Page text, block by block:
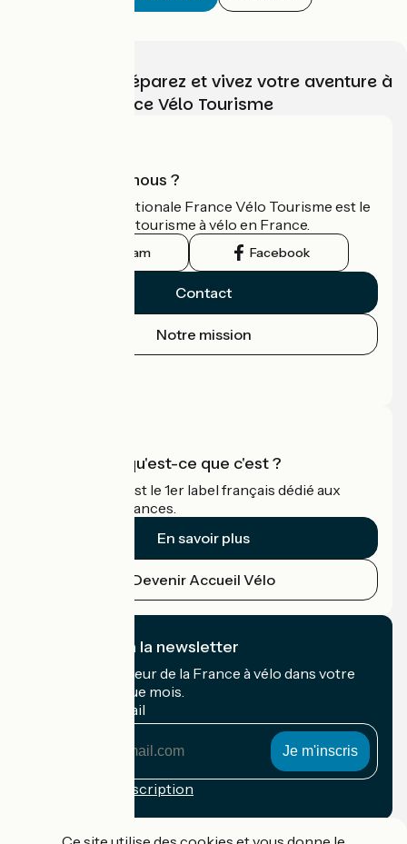
Choisissez, préparez et vivez votre aventure à
vélo avec France Vélo Tourisme
Qui sommes-nous ?
L'association nationale France Vélo Tourisme est le
guide officiel du tourisme à vélo en France.
Instagram Facebook
Contact
Notre mission
Accueil Vélo qu'est-ce que c'est ?
Accueil Vélo c'est le 1er label français dédié aux
cyclistes en vacances.
En savoir plus
Devenir Accueil Vélo
Je m'abonne à la newsletter
Recevez le meilleur de la France à vélo dans votre
boîte mail chaque mois.
Mon adresse mail
Conditions d'inscription